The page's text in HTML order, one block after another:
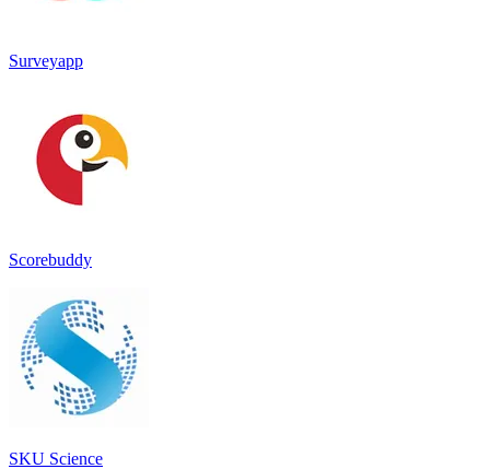
Surveyapp
Scorebuddy
SKU Science